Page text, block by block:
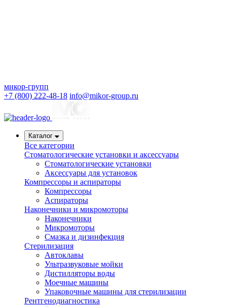
микор-групп
+7 (800) 222-48-18 info@mikor-group.ru
Каталог
Все категории
Стоматологические установки и аксессуары
Стоматологические установки
Аксессуары для установок
Компрессоры и аспираторы
Компрессоры
Аспираторы
Наконечники и микромоторы
Наконечники
Микромоторы
Смазка и дизинфекция
Стерилизация
Автоклавы
Ультразвуковые мойки
Дистилляторы воды
Моечные машины
Упаковочные машины для стерилизации
Рентгенодиагностика